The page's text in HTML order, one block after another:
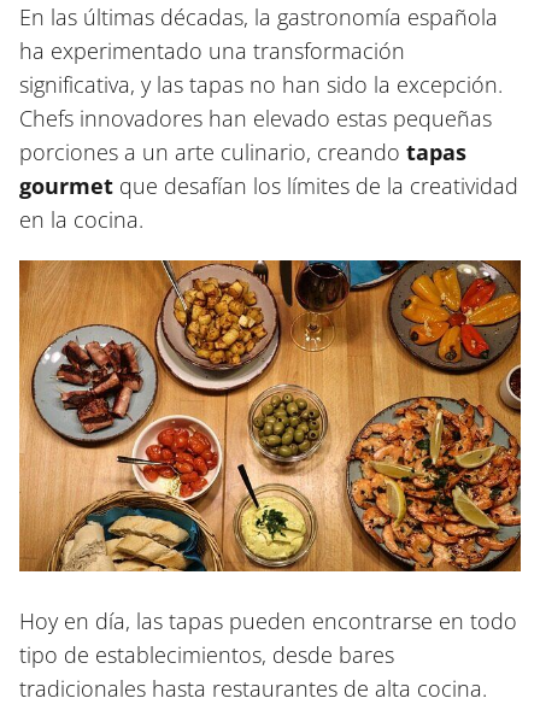
En las últimas décadas, la gastronomía española
ha experimentado una transformación
significativa, y las tapas no han sido la excepción.
Chefs innovadores han elevado estas pequeñas
porciones a un arte culinario, creando tapas
gourmet que desafían los límites de la creatividad
en la cocina.
Hoy en día, las tapas pueden encontrarse en todo
tipo de establecimientos, desde bares
tradicionales hasta restaurantes de alta cocina.